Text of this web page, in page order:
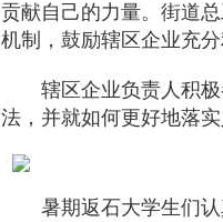
贡献自己的力量。街道
机制，鼓励辖区企业充
辖区企业负责人积
法，并就如何更好地落
暑期返石大学生们